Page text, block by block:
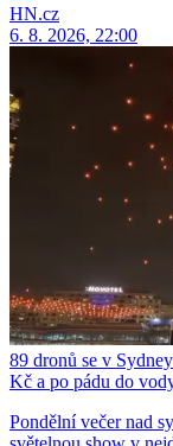
HN.cz
6. 8. 2026, 22:00
89 dronů se v
Kč a po pádu do
Pondělní večer nad